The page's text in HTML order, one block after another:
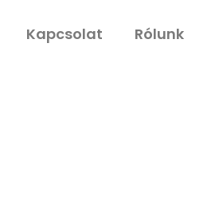
Kapcsolat Rólunk